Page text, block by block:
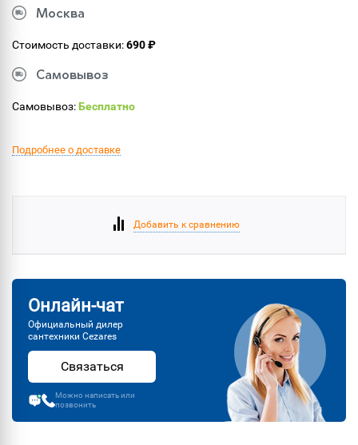
Москва
Стоимость доставки:690 ₽
Самовывоз
Самовывоз:Бесплатно
Подробнее о доставке
Добавить к сравнению
Онлайн-чат
Официальный дилер
сантехники Cezares
Связаться
Можно написать или
позвонить